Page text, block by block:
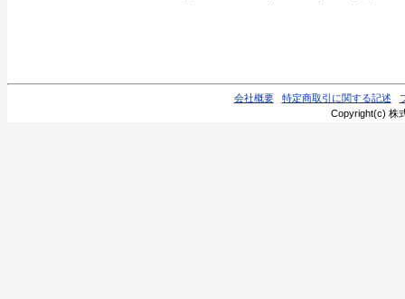
会社概要 特定商取引に関する記述
Copyright(c) 株